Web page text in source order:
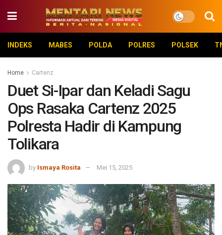
INDEKS MABES POLDA POLRES POLSEK
Home Cartenz
Duet Si-Ipar dan Keladi Sagu
Ops Rasaka Cartenz 2025
Polresta Hadir di Kampung
Tolikara
by Ismaya Rosita Mei 15, 2025